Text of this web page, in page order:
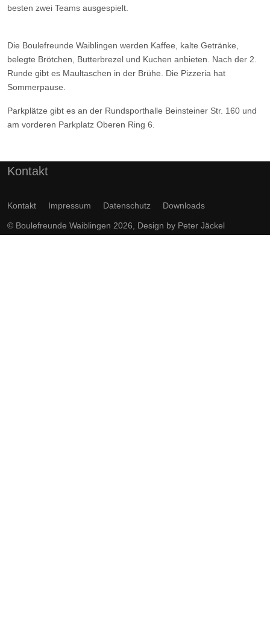
besten zwei Teams ausgespielt.
Die Boulefreunde Waiblingen werden Kaffee, kalte Getränke,
belegte Brötchen, Butterbrezel und Kuchen anbieten. Nach der 2.
Runde gibt es Maultaschen in der Brühe. Die Pizzeria hat
Sommerpause.
Parkplätze gibt es an der Rundsporthalle Beinsteiner Str. 160 und
am vorderen Parkplatz Oberen Ring 6.
Kontakt
Kontakt Impressum Datenschutz Downloads
© Boulefreunde Waiblingen 2026, Design by Peter Jäckel